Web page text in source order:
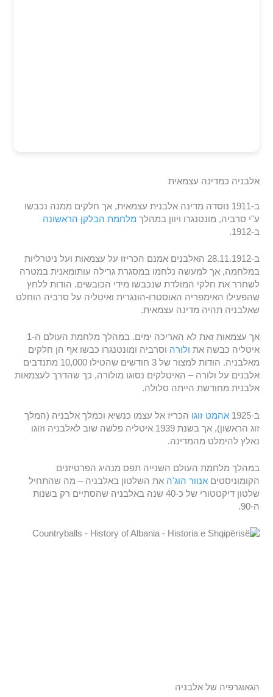
אלבניה כמדינה עצמאית
ב-1911 נוסדה מדינה אלבנית עצמאית, אך חלקים ממנה נכבשו
ע"י סרביה, מונטנגרו ויוון במהלך מלחמת הבלקן הראשונה
ב-1912.
ב-28.11.1912 האלבנים אמנם הכריזו על עצמאות ועל ניטרליות
במלחמה, אך למעשה נלחמו במסגרת גרילה עותומאנית במטרה
לשחרר את חלקי המולדת שנכבשו מידי הכובשים. הודות ללחץ
שהפעילו האימפריה האוסטרו-הונגרית ואיטליה על סרביה הוחלט
שאלבניה תהיה מדינה עצמאית.
אך עצמאות זאת לא האריכה ימים. במהלך מלחמת העולם ה-1
איטליה כבשה את ולורה וסרביה ומונטנגרו כבשו אף הן חלקים
מאלבניה. הודות למצור של 3 חודשים שהטילו 10,000 מתנדבים
אלבנים על ולורה – האיטלקים נסוגו מולורה, כך שהדרך לעצמאות
אלבנית מחודשת הייתה סלולה.
ב-1925 אהמט זוגו הכריז אל עצמו כנשיא וכמלך אלבניה (המלך
זוג הראשון), אך בשנת 1939 איטליה פלשה שוב לאלבניה וזוגו
נאלץ להימלט מהמדינה.
במהלך מלחמת העולם השנייה תפס מנהיג הפרטיזנים
הקומוניסטיםאנוור הוג'ה את השלטון באלבניה – מה שהתחיל
שלטון דיקטטורי של כ-40 שנה באלבניה שהסתיים רק בשנות
ה-90.
הגאוגרפיה של אלבניה